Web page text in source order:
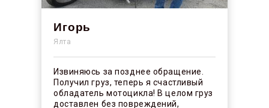
Игорь
Ялта
Извиняюсь за позднее обращение.
Получил груз, теперь я счастливый
обладатель мотоцикла! В целом груз
доставлен без повреждений,